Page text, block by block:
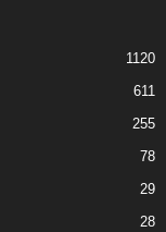
1120
611
255
78
29
28